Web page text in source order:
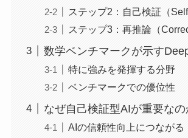
ステップ2：自己検証（
ステップ3：再推論（
数学ベンチマークが示す
特に強みを発揮する分野
ベンチマークでの優位性
なぜ自己検証型AIが重要なの
AIの信頼性向上につながる